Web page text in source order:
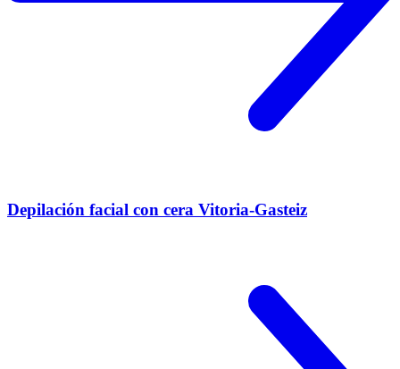
Depilación facial con cera Vitoria-Gasteiz